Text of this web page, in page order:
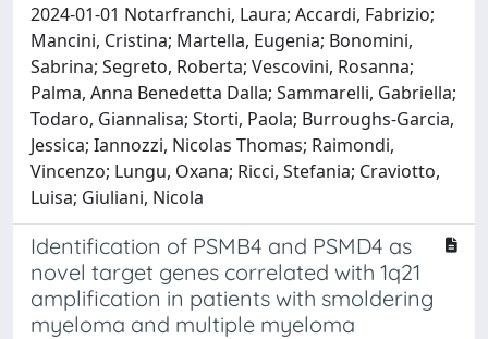
2024-01-01 Notarfranchi, Laura; Accardi, Fabrizio;
Mancini, Cristina; Martella, Eugenia; Bonomini,
Sabrina; Segreto, Roberta; Vescovini, Rosanna;
Palma, Anna Benedetta Dalla; Sammarelli, Gabriella;
Todaro, Giannalisa; Storti, Paola; Burroughs-Garcia,
Jessica; Iannozzi, Nicolas Thomas; Raimondi,
Vincenzo; Lungu, Oxana; Ricci, Stefania; Craviotto,
Luisa; Giuliani, Nicola
Identification of PSMB4 and PSMD4 as
novel target genes correlated with 1q21
amplification in patients with smoldering
myeloma and multiple myeloma